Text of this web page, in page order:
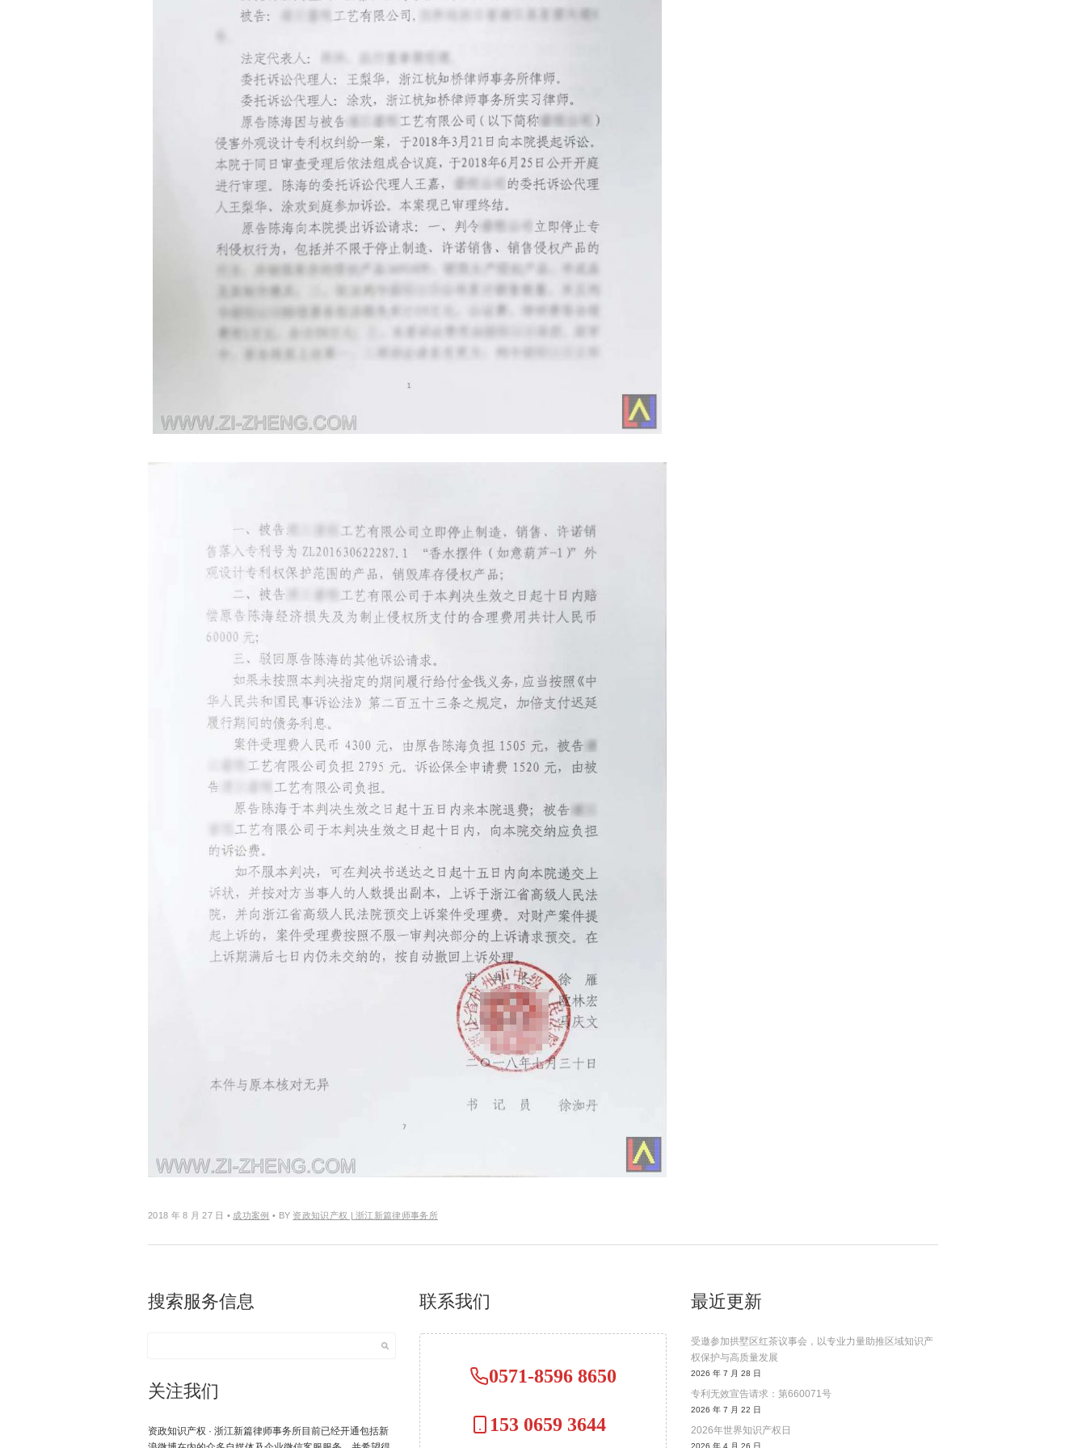
2018 年 8 月 27 日 • 成功案例 • BY 资政知识产权 | 浙江新篇律师事务所
搜索服务信息
关注我们
资政知识产权 · 浙江新篇律师事务所目前已经开通包括新
联系我们
0571-8596 8650
153 0659 3644
最近更新
受邀参加拱墅区红茶议事会，以专业力量助推区域知识产
权保护与高质量发展
2026 年 7 月 28 日
专利无效宣告请求：第660071号
2026 年 7 月 22 日
2026年世界知识产权日
2026 年 4 月 26 日